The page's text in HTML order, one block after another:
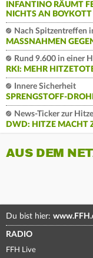
INFANTINO RÄUMT
NICHTS AN BOYKOTT
Nach Spitzentreffen
MASSNAHMEN
Rund 9.600 in einer
RKI: MEHR
Innere Sicherheit
SPRENGSTOFF-
News-Ticker zur
DWD: HITZE MACHT
AUS DEM
Du bist hier:
RADIO
FFH Live